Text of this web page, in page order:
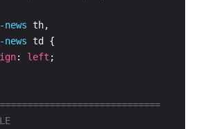
: left